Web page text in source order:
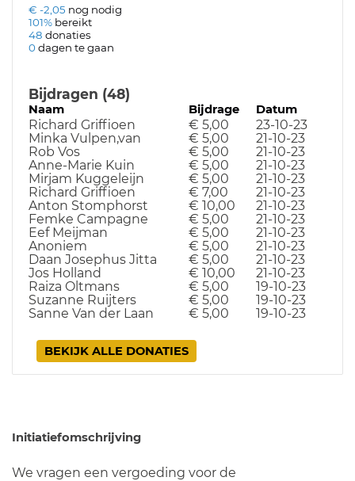
€ -2,05 nog nodig
101% bereikt
48 donaties
0dagen te gaan
Bijdragen (48)
Naam Bijdrage Datum
Richard Griffioen € 5,00
23-10-23
Minka Vulpen,van
€ 5,00
21-10-23
Rob Vos
€ 5,00
21-10-23
Anne-Marie Kuin
€ 5,00
21-10-23
Mirjam Kuggeleijn
€ 5,00
21-10-23
Richard Griffioen
€ 7,00
21-10-23
Anton Stomphorst
€ 10,00
21-10-23
Femke Campagne
€ 5,00
21-10-23
Eef Meijman
€ 5,00
21-10-23
Anoniem
€ 5,00
21-10-23
Daan Josephus Jitta
€ 5,00
21-10-23
Jos Holland
€ 10,00
21-10-23
Raiza Oltmans
€ 5,00
19-10-23
Suzanne Ruijters
€ 5,00
19-10-23
Sanne Van der Laan
€ 5,00 19-10-23
BEKIJK ALLE DONATIES
Initiatiefomschrijving
We vragen een vergoeding voor de